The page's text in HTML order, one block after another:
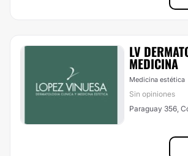
LV
MEDICINA
Medicina estética
Sin opiniones
Paraguay 356,